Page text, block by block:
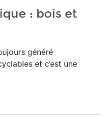
: bois et
généré
et c’est une